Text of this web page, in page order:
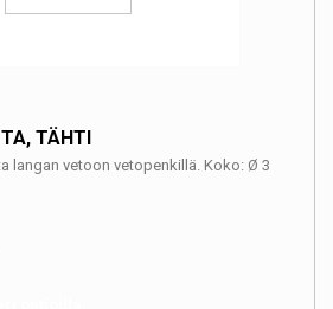
TÄHTI
langan vetoon vetopenkillä. Koko: Ø 3